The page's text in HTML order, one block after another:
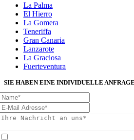
La Palma
El Hierro
La Gomera
Teneriffa
Gran Canaria
Lanzarote
La Graciosa
Fuerteventura
SIE HABEN EINE INDIVIDUELLE